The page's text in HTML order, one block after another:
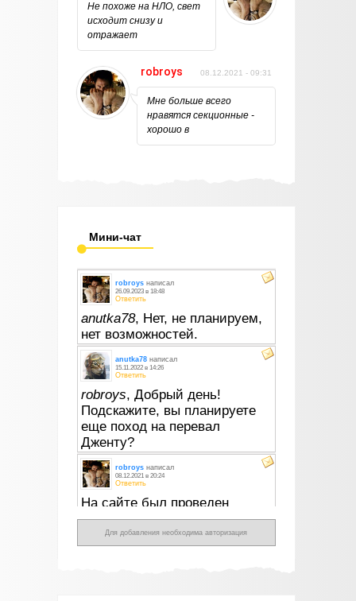
Не похоже на НЛО, свет
исходит снизу и
отражает
robroys 08.12.2021 - 09:31
Мне больше всего
нравятся секционные -
хорошо в
Мини-чат
Для добавления необходима авторизация